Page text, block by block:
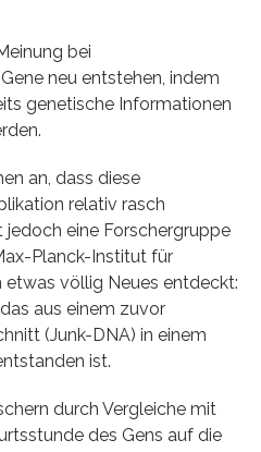
bei
neu entstehen, indem
genetische Informationen
an, dass diese
relativ rasch
eine Forschergruppe
Planck-Institut für
völlig Neues entdeckt:
aus einem zuvor
(Junk-DNA) in einem
ist.
durch Vergleiche mit
des Gens auf die